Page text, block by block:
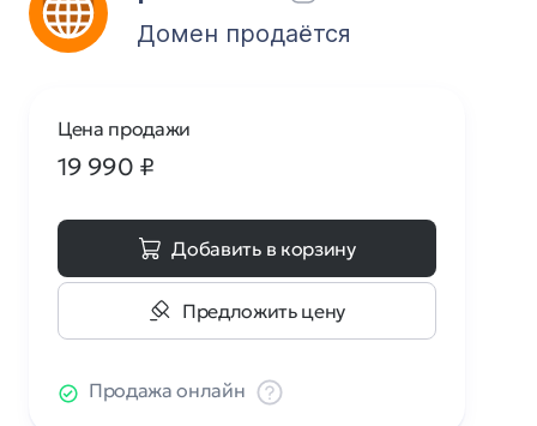
Домен продаётся
Цена продажи
19 990 ₽
Добавить в корзину
Предложить цену
Продажа онлайн